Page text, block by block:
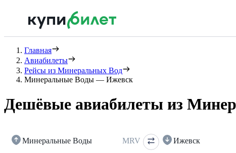
Главная
Авиабилеты
Рейсы из Минеральных Вод
Минеральные Воды — Ижевск
Дешёвые авиабилеты из
Минеральные Воды MRV Ижевск